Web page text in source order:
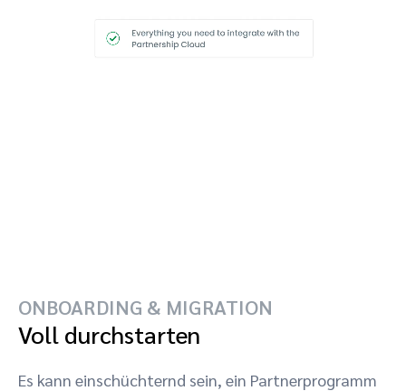
ONBOARDING & MIGRATION
Voll durchstarten
Es kann einschüchternd sein, ein Partnerprogramm